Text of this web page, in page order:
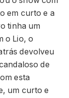
em curto e a
tinha um
o Lio, o
devolveu
de
esta
um curto e